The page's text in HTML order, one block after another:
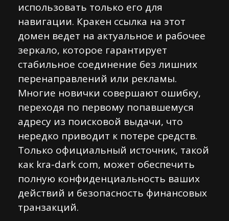
использовать только его для
навигации. Кракен ссылка на этот
домен ведет на актуальное и рабочее
зеркало, которое гарантирует
стабильное соединение без лишних
перенаправлений или рекламы.
Многие новички совершают ошибку,
переходя по первому попавшемуся
адресу из поисковой выдачи, что
нередко приводит к потере средств.
Только официальный источник, такой
как kra-dark com, может обеспечить
полную конфиденциальность ваших
действий и безопасность финансовых
транзакций.